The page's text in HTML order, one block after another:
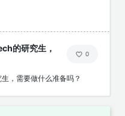
的研究生，
0
，需要做什么准备吗？